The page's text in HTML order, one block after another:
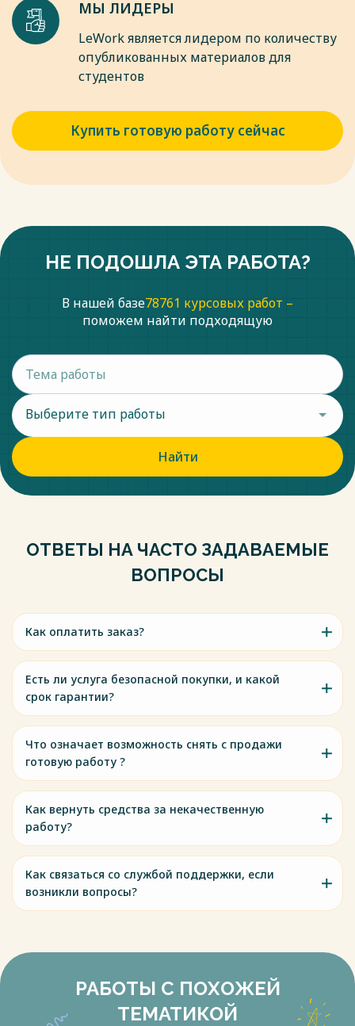
МЫ ЛИДЕРЫ
LeWork является лидером по количеству
опубликованных материалов для
студентов
Купить готовую работу сейчас
НЕ ПОДОШЛА ЭТА РАБОТА?
В нашей базе78761 курсовых работ –
поможем найти подходящую
Выберите тип работы
Найти
ОТВЕТЫ НА ЧАСТО ЗАДАВАЕМЫЕ
ВОПРОСЫ
Как оплатить заказ?
Есть ли услуга безопасной покупки, и какой
срок гарантии?
Что означает возможность снять с продажи
готовую работу ?
Как вернуть средства за некачественную
работу?
Как связаться со службой поддержки, если
возникли вопросы?
РАБОТЫ С ПОХОЖЕЙ
ТЕМАТИКОЙ